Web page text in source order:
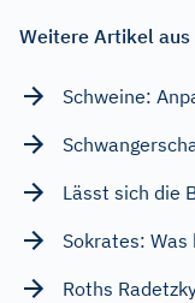
Weitere Artikel
Schweine:
Lässt sich die
Sokrates:
Roths